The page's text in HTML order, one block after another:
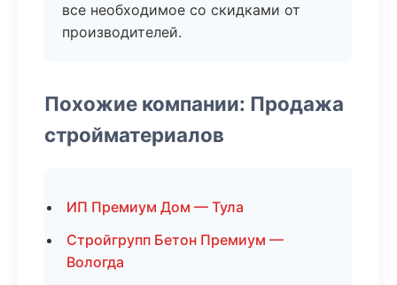
все необходимое со скидками от
производителей.
Похожие компании: Продажа
стройматериалов
ИП Премиум Дом — Тула
Стройгрупп Бетон Премиум —
Вологда